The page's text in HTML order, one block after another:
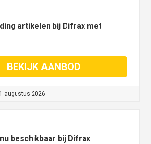
artikelen bij Difrax met
BEKIJK AANBOD
augustus 2026
beschikbaar bij Difrax